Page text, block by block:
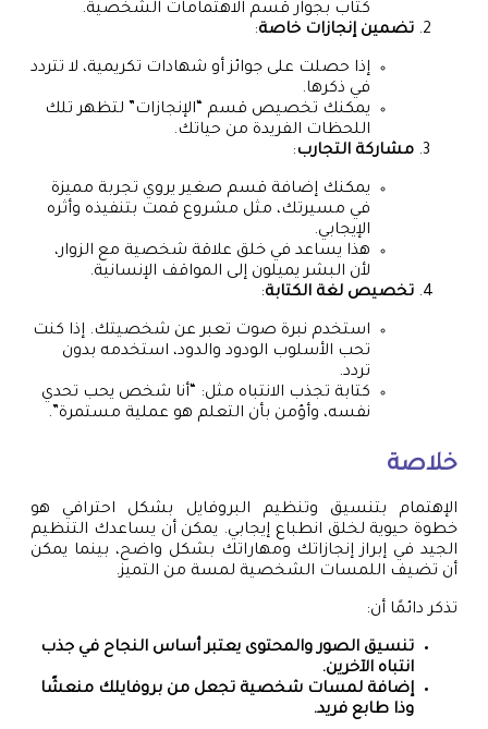
كتاب بجوار قسم الاهتمامات الشخصية.
تضمين إنجازات خاصة:
إذا حصلت على جوائز أو شهادات تكريمية، لا تتردد
في ذكرها.
يمكنك تخصيص قسم “الإنجازات” لتظهر تلك
اللحظات الفريدة من حياتك.
مشاركة التجارب:
يمكنك إضافة قسم صغير يروي تجربة مميزة
في مسيرتك، مثل مشروع قمت بتنفيذه وأثره
الإيجابي.
هذا يساعد في خلق علاقة شخصية مع الزوار،
لأن البشر يميلون إلى المواقف الإنسانية.
تخصيص لغة الكتابة:
استخدم نبرة صوت تعبر عن شخصيتك. إذا كنت
تحب الأسلوب الودود والدود، استخدمه بدون
تردد.
كتابة تجذب الانتباه مثل: “أنا شخص يحب تحدي
نفسه، وأؤمن بأن التعلم هو عملية مستمرة”.
خلاصة
الإهتمام بتنسيق وتنظيم البروفايل بشكل احترافي هو
خطوة حيوية لخلق انطباع إيجابي. يمكن أن يساعدك التنظيم
الجيد في إبراز إنجازاتك ومهاراتك بشكل واضح، بينما يمكن
أن تضيف اللمسات الشخصية لمسة من التميز.
تذكر دائمًا أن:
تنسيق الصور والمحتوى يعتبر أساس النجاح في جذب
انتباه الآخرين.
إضافة لمسات شخصية تجعل من بروفايلك منعشًا
وذا طابع فريد.